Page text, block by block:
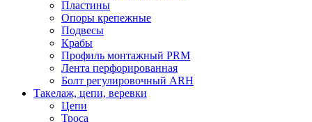
Пластины
Опоры крепежные
Подвесы
Крабы
Профиль монтажный PRM
Лента перфорированная
Болт регулировочный ARH
Такелаж, цепи, веревки
Цепи
Троса